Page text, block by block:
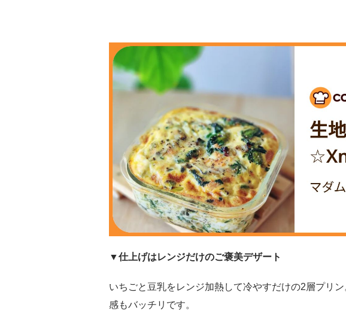
▼仕上げはレンジだけのご褒美デザート
いちごと豆乳をレンジ加熱して冷やすだけの2層プリ
感もバッチリです。